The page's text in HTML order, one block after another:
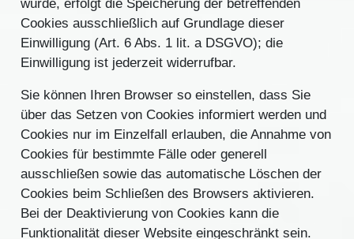
wurde, erfolgt die Speicherung der betreffenden
Cookies ausschließlich auf Grundlage dieser
Einwilligung (Art. 6 Abs. 1 lit. a DSGVO); die
Einwilligung ist jederzeit widerrufbar.
Sie können Ihren Browser so einstellen, dass Sie
über das Setzen von Cookies informiert werden und
Cookies nur im Einzelfall erlauben, die Annahme von
Cookies für bestimmte Fälle oder generell
ausschließen sowie das automatische Löschen der
Cookies beim Schließen des Browsers aktivieren.
Bei der Deaktivierung von Cookies kann die
Funktionalität dieser Website eingeschränkt sein.